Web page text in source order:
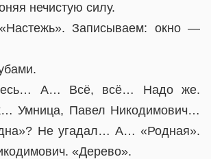
нечистую силу.
Записываем: окно —
А… Всё, всё… Надо же.
Умница, Павел Никодимович…
Не угадал… А… «Родная».
«Дерево».